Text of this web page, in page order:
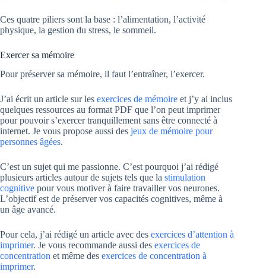
Ces quatre piliers sont la base : l’alimentation, l’activité
physique, la gestion du stress, le sommeil.
Exercer sa mémoire
Pour préserver sa mémoire, il faut l’entraîner, l’exercer.
J’ai écrit un article sur les exercices de mémoire et j’y ai inclus
quelques ressources au format PDF que l’on peut imprimer
pour pouvoir s’exercer tranquillement sans être connecté à
internet. Je vous propose aussi des jeux de mémoire pour
personnes âgées.
C’est un sujet qui me passionne. C’est pourquoi j’ai rédigé
plusieurs articles autour de sujets tels que la stimulation
cognitive pour vous motiver à faire travailler vos neurones.
L’objectif est de préserver vos capacités cognitives, même à
un âge avancé.
Pour cela, j’ai rédigé un article avec des exercices d’attention à
imprimer. Je vous recommande aussi des exercices de
concentration et même des exercices de concentration à
imprimer.